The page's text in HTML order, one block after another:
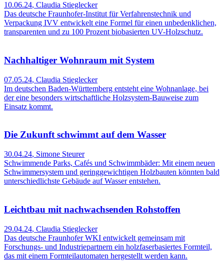
10.06.24, Claudia Stieglecker
Das deutsche Fraunhofer-Institut für Verfahrenstechnik und
Verpackung IVV entwickelt eine Formel für einen unbedenklichen,
transparenten und zu 100 Prozent biobasierten UV-Holzschutz.
Nachhaltiger Wohnraum mit System
07.05.24, Claudia Stieglecker
Im deutschen Baden-Württemberg entsteht eine Wohnanlage, bei
der eine besonders wirtschaftliche Holzsystem-Bauweise zum
Einsatz kommt.
Die Zukunft schwimmt auf dem Wasser
30.04.24, Simone Steurer
Schwimmende Parks, Cafés und Schwimmbäder: Mit einem neuen
Schwimmersystem und geringgewichtigen Holzbauten könnten bald
unterschiedlichste Gebäude auf Wasser entstehen.
Leichtbau mit nachwachsenden Rohstoffen
29.04.24, Claudia Stieglecker
Das deutsche Fraunhofer WKI entwickelt gemeinsam mit
Forschungs- und Industriepartnern ein holzfaserbasiertes Formteil,
das mit einem Formteilautomaten hergestellt werden kann.